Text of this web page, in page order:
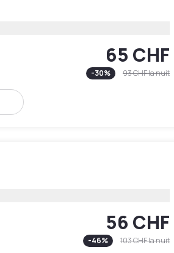
65 CHF
-30% 93 CHFla nuit
56 CHF
-46% 103 CHFla nuit